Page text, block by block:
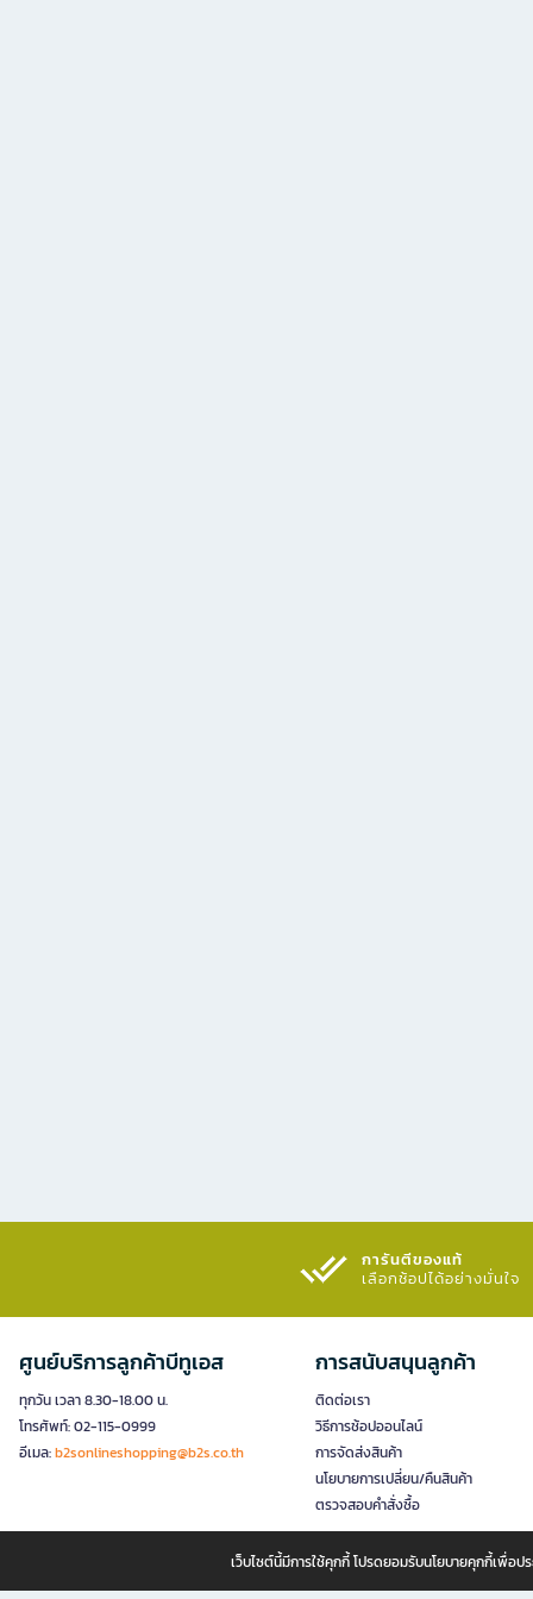
การันตีของแท้
เลือกช้อปได้อย่างมั่นใจ​
ศูนย์บริการลูกค้าบีทูเอส
ทุกวัน เวลา 8.30-18.00 น.
โทรศัพท์: 02-115-0999
อีเมล:b2sonlineshopping@b2s.co.th
การสนับสนุนลูกค้า
ติดต่อเรา
วิธีการช้อปออนไลน์
การจัดส่งสินค้า
นโยบายการเปลี่ยน/คืนสินค้า
ตรวจสอบคำสั่งซื้อ
เว็บไซต์นี้มีการใช้คุกกี้ โปรดยอมรับนโยบายคุกกี้เพื่อ